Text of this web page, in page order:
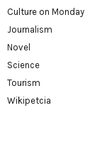
Culture on Monday
Journalism
Novel
Science
Tourism
Wikipetcia